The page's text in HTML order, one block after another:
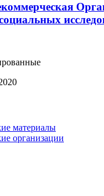
материалы
организации